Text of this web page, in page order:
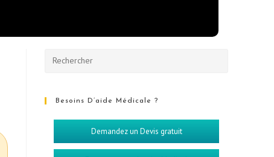
Besoins D’aide Médicale ?
Demandez un Devis gratuit